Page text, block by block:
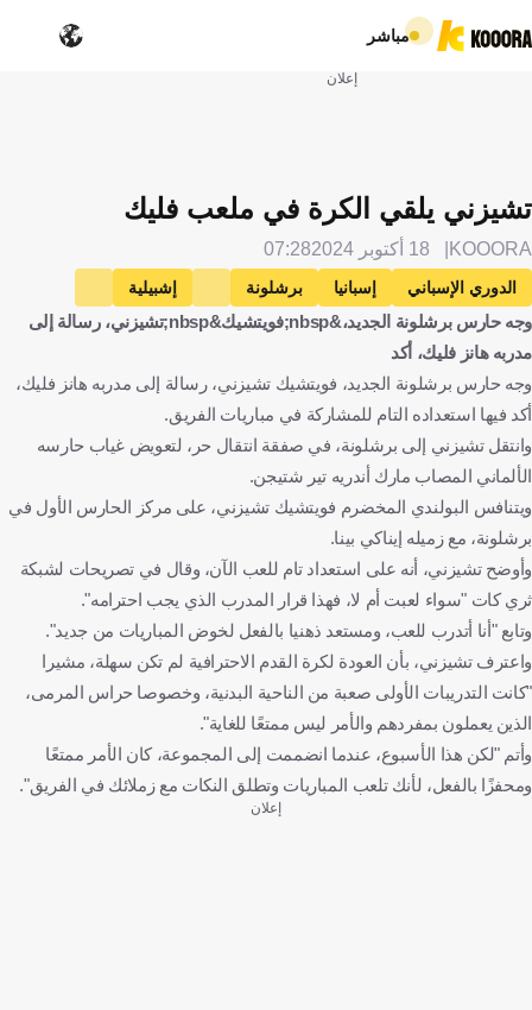
مباشر
إعلان
تشيزني يلقي الكرة في ملعب فليك
KOOORA 18 أكتوبر 2024 07:28
الدوري الإسباني إسبانيا برشلونة
إشبيلية
فويتشيك شتشيسني
بولندا كرة قدم
وجه حارس برشلونة الجديد،&nbsp;فويتشيك&nbsp;تشيزني، رسالة إلى
مدربه هانز فليك، أكد
وجه حارس برشلونة الجديد، فويتشيك تشيزني، رسالة إلى مدربه هانز فليك،
أكد فيها استعداده التام للمشاركة في مباريات الفريق.
وانتقل تشيزني إلى برشلونة، في صفقة انتقال حر، لتعويض غياب حارسه
الألماني المصاب مارك أندريه تير شتيجن.
ويتنافس البولندي المخضرم فويتشيك تشيزني، على مركز الحارس الأول في
برشلونة، مع زميله إيناكي بينا.
وأوضح تشيزني، أنه على استعداد تام للعب الآن، وقال في تصريحات لشبكة
ثري كات "سواء لعبت أم لا، فهذا قرار المدرب الذي يجب احترامه".
وتابع "أنا أتدرب للعب، ومستعد ذهنيا بالفعل لخوض المباريات من جديد".
واعترف تشيزني، بأن العودة لكرة القدم الاحترافية لم تكن سهلة، مشيرا
"كانت التدريبات الأولى صعبة من الناحية البدنية، وخصوصا حراس المرمى،
الذين يعملون بمفردهم والأمر ليس ممتعًا للغاية".
وأتم "لكن هذا الأسبوع، عندما انضممت إلى المجموعة، كان الأمر ممتعًا
ومحفزًا بالفعل، لأنك تلعب المباريات وتطلق النكات مع زملائك في الفريق".
إعلان